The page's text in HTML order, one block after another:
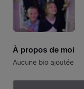
À propos de moi
Aucune bio ajoutée